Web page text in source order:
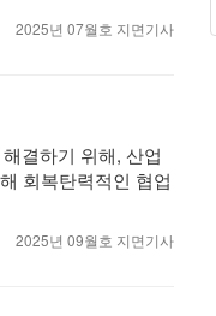
2025년 07월호 지면기사
결하기 위해, 산업
회복탄력적인 협업
2025년 09월호 지면기사